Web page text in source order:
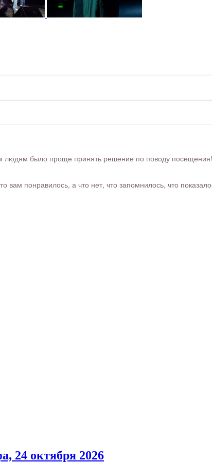
было проще принять решение по поводу посещения!
понравилось, а что нет, что запомнилось, что
24 октября 2026